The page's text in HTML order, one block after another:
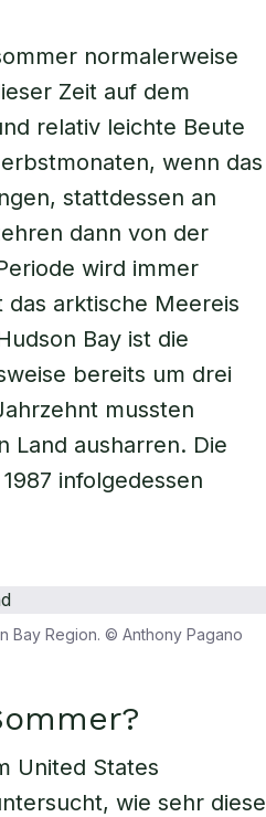
normalerweise
Zeit auf dem
relativ leichte Beute
wenn das
stattdessen an
dann von der
wird immer
arktische Meereis
Bay ist die
bereits um drei
mussten
Land ausharren. Die
infolgedessen
Bay Region. © Anthony Pagano
United States
wie sehr diese